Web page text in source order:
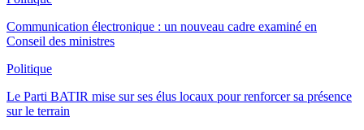
Communication électronique : un nouveau cadre examiné en
Conseil des ministres
Politique
Le Parti BATIR mise sur ses élus locaux pour renforcer sa présence
sur le terrain